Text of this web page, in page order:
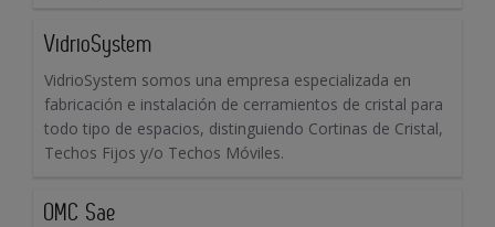
VidrioSystem
VidrioSystem somos una empresa especializada en
fabricación e instalación de cerramientos de cristal para
todo tipo de espacios, distinguiendo Cortinas de Cristal,
Techos Fijos y/o Techos Móviles.
OMC Sae